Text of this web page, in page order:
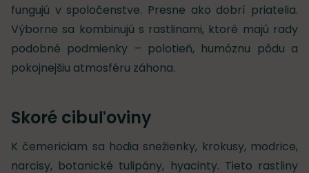
fungujú v spoločenstve. Presne ako dobrí priatelia.
Výborne sa kombinujú s rastlinami, ktoré majú rady
podobné podmienky – polotieň, humóznu pôdu a
pokojnejšiu atmosféru záhona.
Skoré cibuľoviny
K čemericiam sa hodia snežienky, krokusy, modrice,
narcisy, botanické tulipány, hyacinty. Tieto rastliny